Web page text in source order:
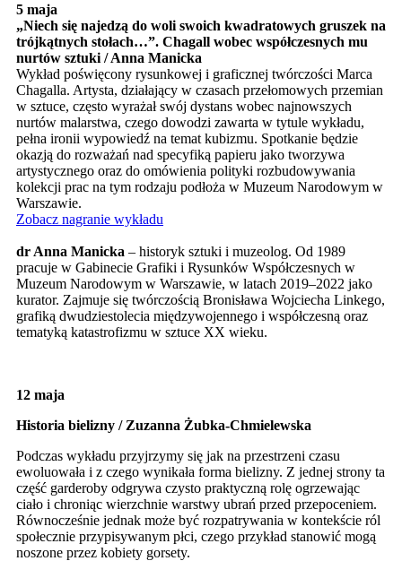
5 maja
„Niech się najedzą do woli swoich kwadratowych gruszek na
trójkątnych stołach…”. Chagall wobec współczesnych mu
nurtów sztuki / Anna Manicka
Wykład poświęcony rysunkowej i graficznej twórczości Marca
Chagalla. Artysta, działający w czasach przełomowych przemian
w sztuce, często wyrażał swój dystans wobec najnowszych
nurtów malarstwa, czego dowodzi zawarta w tytule wykładu,
pełna ironii wypowiedź na temat kubizmu. Spotkanie będzie
okazją do rozważań nad specyfiką papieru jako tworzywa
artystycznego oraz do omówienia polityki rozbudowywania
kolekcji prac na tym rodzaju podłoża w Muzeum Narodowym w
Warszawie.
Zobacz nagranie wykładu
dr Anna Manicka – historyk sztuki i muzeolog. Od 1989
pracuje w Gabinecie Grafiki i Rysunków Współczesnych w
Muzeum Narodowym w Warszawie, w latach 2019–2022 jako
kurator. Zajmuje się twórczością Bronisława Wojciecha Linkego,
grafiką dwudziestolecia międzywojennego i współczesną oraz
tematyką katastrofizmu w sztuce XX wieku.
12 maja
Historia bielizny / Zuzanna Żubka-Chmielewska
Podczas wykładu przyjrzymy się jak na przestrzeni czasu
ewoluowała i z czego wynikała forma bielizny. Z jednej strony ta
część garderoby odgrywa czysto praktyczną rolę ogrzewając
ciało i chroniąc wierzchnie warstwy ubrań przed przepoceniem.
Równocześnie jednak może być rozpatrywania w kontekście ról
społecznie przypisywanym płci, czego przykład stanowić mogą
noszone przez kobiety gorsety.